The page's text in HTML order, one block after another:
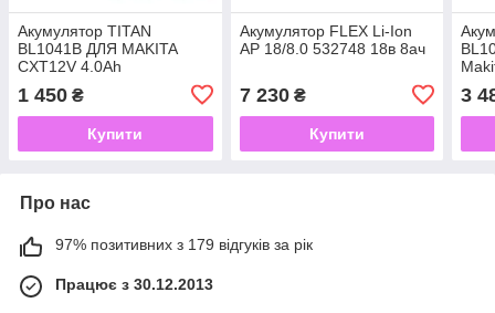
Акумулятор TITAN
BL1041B ДЛЯ MAKITA
CXT12V 4.0Ah
1 450 ₴
Купити
Акумулятор FLEX Li-Ion
AP 18/8.0 532748 18в 8ач
7 230₴
Купити
3
Про нас
97% позитивних з 179 відгуків за рік
Працює з 30.12.2013